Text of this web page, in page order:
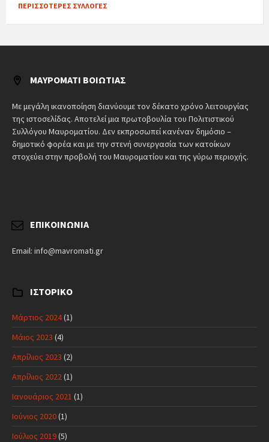
ΠΕΡΙΣΣΌΤΕΡΕΣ ΣΥΛΛΟΓΈΣ
ΜΑΥΡΟΜΆΤΙ ΒΟΙΩΤΊΑΣ
Με μεγάλη ικανοποίηση διανύουμε τον δέκατο χρόνο λειτουργίας
της ιστοσελίδας. Αποτελεί μια πρωτοβουλία του Πολιτιστικού
Συλλόγου Μαυροματίου. Δεν εκπροσωπεί κανέναν δημόσιο –
δημοτικό φορέα και με την στενή συνεργασία των κατοίκων
στοχεύει στην προβολή του Μαυροματίου και της γύρω περιοχής.
ΕΠΙΚΟΙΝΩΝΊΑ
Email: info@mavromati.gr
ΙΣΤΟΡΙΚΌ
Μάρτιος 2024(1)
Μάιος 2023 (4)
Απρίλιος 2023 (2)
Απρίλιος 2022(1)
Ιανουάριος 2021 (1)
Ιούνιος 2020(1)
Ιούλιος 2019(5)